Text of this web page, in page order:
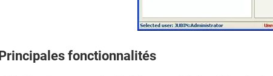
Principales fonctionnalités